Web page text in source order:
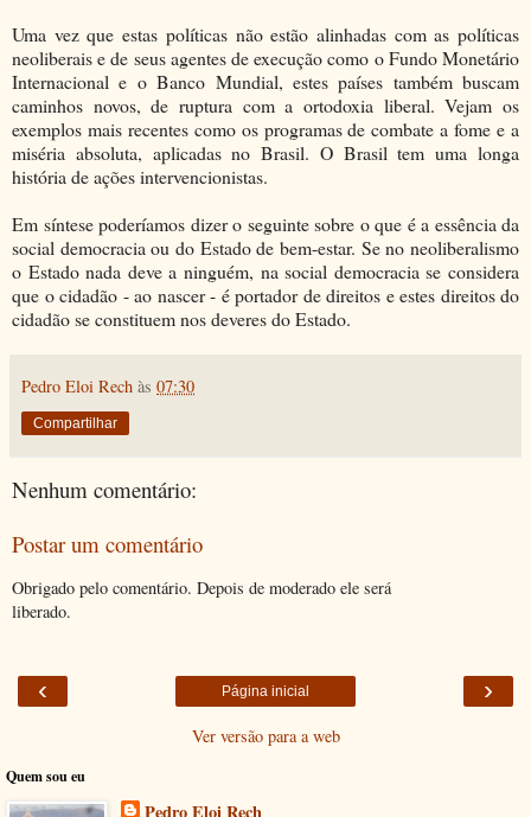
Uma vez que estas políticas não estão alinhadas com as políticas
neoliberais e de seus agentes de execução como o Fundo Monetário
Internacional e o Banco Mundial, estes países também buscam
caminhos novos, de ruptura com a ortodoxia liberal. Vejam os
exemplos mais recentes como os programas de combate a fome e a
miséria absoluta, aplicadas no Brasil. O Brasil tem uma longa
história de ações intervencionistas.
Em síntese poderíamos dizer o seguinte sobre o que é a essência da
social democracia ou do Estado de bem-estar. Se no neoliberalismo
o Estado nada deve a ninguém, na social democracia se considera
que o cidadão - ao nascer - é portador de direitos e estes direitos do
cidadão se constituem nos deveres do Estado.
Pedro Eloi Rech às 07:30
Compartilhar
Nenhum comentário:
Postar um comentário
Obrigado pelo comentário. Depois de moderado ele será
liberado.
‹ ›
Página inicial
Ver versão para a web
Quem sou eu
Pedro Eloi Rech